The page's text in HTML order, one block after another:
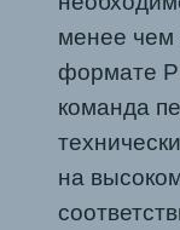
менее чем
формате
команда
на